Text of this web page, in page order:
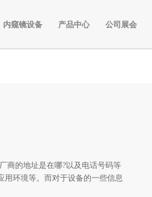
内窥镜设备 产品中心 公司展会
商的地址是在哪?以及电话号码等
用环境等。而对于设备的一些信息